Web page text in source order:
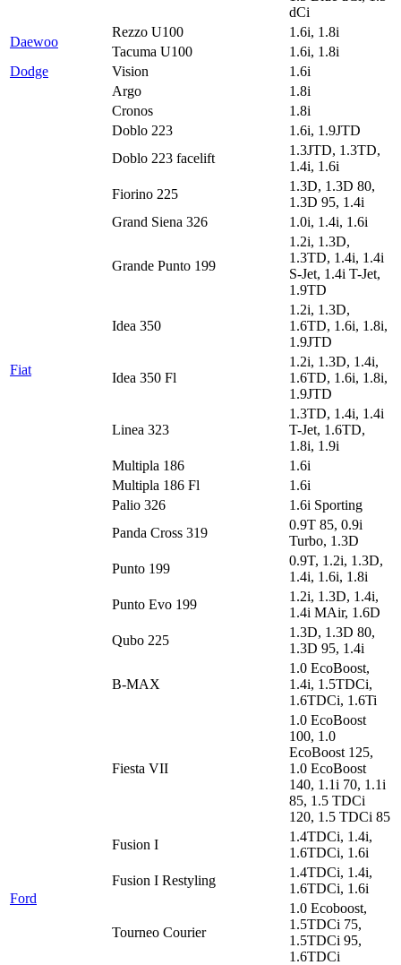
dCi
Daewoo
Rezzo U100
1.6i, 1.8i
Tacuma U100
1.6i, 1.8i
Dodge
Vision 1.6i
Fiat
Argo
1.8i
Cronos
1.8i
Doblo 223
1.6i, 1.9JTD
Doblo 223 facelift
1.3JTD, 1.3TD,
1.4i, 1.6i
Fiorino 225
1.3D, 1.3D 80,
1.3D 95, 1.4i
Grand Siena 326
1.0i, 1.4i, 1.6i
Grande Punto 199
1.2i, 1.3D,
1.3TD, 1.4i, 1.4i
S-Jet, 1.4i T-Jet,
1.9TD
Idea 350
1.2i, 1.3D,
1.6TD, 1.6i, 1.8i,
1.9JTD
Idea 350 Fl
1.2i, 1.3D, 1.4i,
1.6TD, 1.6i, 1.8i,
1.9JTD
Linea 323
1.3TD, 1.4i, 1.4i
T-Jet, 1.6TD,
1.8i, 1.9i
Multipla 186
1.6i
Multipla 186 Fl
1.6i
Palio 326
1.6i Sporting
Panda Cross 319
0.9T 85, 0.9i
Turbo, 1.3D
Punto 199
0.9T, 1.2i, 1.3D,
1.4i, 1.6i, 1.8i
Punto Evo 199
1.2i, 1.3D, 1.4i,
1.4i MAir, 1.6D
Qubo 225
1.3D, 1.3D 80,
1.3D 95, 1.4i
Ford
B-MAX
1.0 EcoBoost,
1.4i, 1.5TDCi,
1.6TDCi, 1.6Ti
Fiesta VII
1.0 EcoBoost
100, 1.0
EcoBoost 125,
1.0 EcoBoost
140, 1.1i 70, 1.1i
85, 1.5 TDCi
120, 1.5 TDCi 85
Fusion I
1.4TDCi, 1.4i,
1.6TDCi, 1.6i
Fusion I Restyling
1.4TDCi, 1.4i,
1.6TDCi, 1.6i
Tourneo Courier
1.0 Ecoboost,
1.5TDCi 75,
1.5TDCi 95,
1.6TDCi